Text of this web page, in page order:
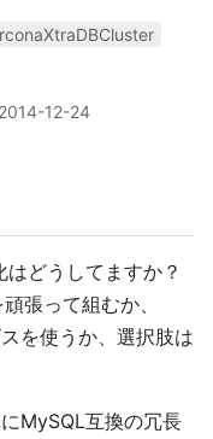
2014-12-24
どうしてますか？
張って組むか、
を使うか、選択肢は
MySQL互換の冗長